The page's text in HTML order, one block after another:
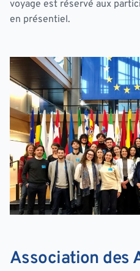
voyage est réservé aux
en présentiel.
Association des